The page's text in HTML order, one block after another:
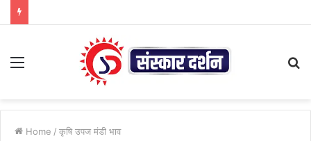
Menu
Home / कृषि उपज मंडी भाव